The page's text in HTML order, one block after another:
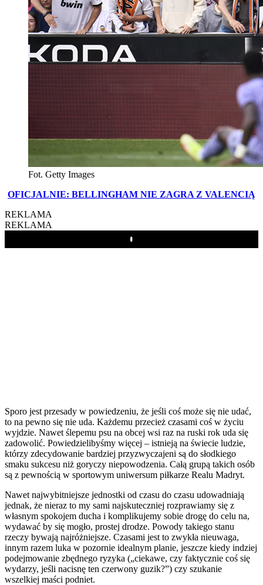
Fot. Getty Images
OFICJALNIE: BELLINGHAM NIE ZAGRA Z VALENCIĄ
REKLAMA
REKLAMA
Play
Sporo jest przesady w powiedzeniu, że jeśli coś może się nie udać,
to na pewno się nie uda. Każdemu przecież czasami coś w życiu
wyjdzie. Nawet ślepemu psu na obcej wsi raz na ruski rok uda się
zadowolić. Powiedzielibyśmy więcej – istnieją na świecie ludzie,
którzy zdecydowanie bardziej przyzwyczajeni są do słodkiego
smaku sukcesu niż goryczy niepowodzenia. Całą grupą takich osób
są z pewnością w sportowym uniwersum piłkarze Realu Madryt.
Nawet najwybitniejsze jednostki od czasu do czasu udowadniają
jednak, że nieraz to my sami najskuteczniej rozprawiamy się z
własnym spokojem ducha i komplikujemy sobie drogę do celu na,
wydawać by się mogło, prostej drodze. Powody takiego stanu
rzeczy bywają najróżniejsze. Czasami jest to zwykła nieuwaga,
innym razem luka w pozornie idealnym planie, jeszcze kiedy indziej
podejmowanie zbędnego ryzyka („ciekawe, czy faktycznie coś się
wydarzy, jeśli nacisnę ten czerwony guzik?”) czy szukanie
wszelkiej maści podniet.